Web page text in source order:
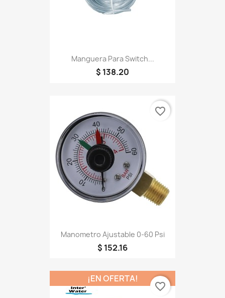
Manguera Para Switch...
$ 138.20
Manometro Ajustable 0-60 Psi
$ 152.16
favorite_border
¡EN OFERTA!
favorite_border